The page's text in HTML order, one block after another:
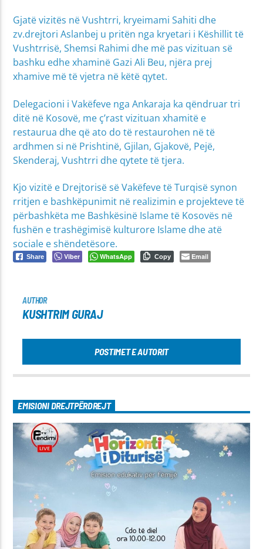
Gjatë vizitës në Vushtrri, kryeimami Sahiti dhe
zv.drejtori Aslanbej u pritën nga kryetari i Këshillit të
Vushtrrisë, Shemsi Rahimi dhe më pas vizituan së
bashku edhe xhaminë Gazi Ali Beu, njëra prej
xhamive më të vjetra në këtë qytet.
Delegacioni i Vakëfeve nga Ankaraja ka qëndruar tri
ditë në Kosovë, me ç’rast vizituan xhamitë e
restaurua dhe që ato do të restaurohen në të
ardhmen si në Prishtinë, Gjilan, Gjakovë, Pejë,
Skenderaj, Vushtrri dhe qytete të tjera.
Kjo vizitë e Drejtorisë së Vakëfeve të Turqisë synon
rritjen e bashkëpunimit në realizimin e projekteve të
përbashkëta me Bashkësinë Islame të Kosovës në
fushën e trashëgimisë kulturore Islame dhe atë
sociale e shëndetësore.
Share Viber WhatsApp Copy Email
AUTHOR
KUSHTRIM GURAJ
POSTIMET E AUTORIT
EMISIONI DREJTPËRDREJT